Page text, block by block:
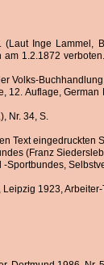
Inge Lammel,
1.2.1872
Volks-
12. Auflage,
Nr. 34, S.
Text eingedruckten
(Franz
Sportbundes,
1923,